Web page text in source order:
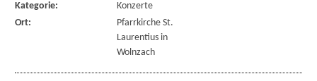
Kategorie:
Konzerte
Ort:
Pfarrkirche St.
Laurentius in
Wolnzach